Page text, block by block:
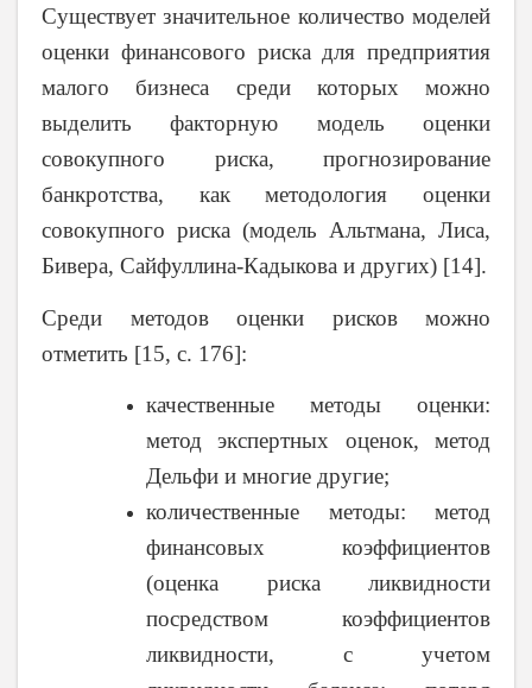
Существует значительное количество моделей
оценки финансового риска для предприятия
малого бизнеса среди которых можно
выделить факторную модель оценки
совокупного риска, прогнозирование
банкротства, как методология оценки
совокупного риска (модель Альтмана, Лиса,
Бивера, Сайфуллина-Кадыкова и других) [14].
Среди методов оценки рисков можно
отметить [15, с. 176]:
качественные методы оценки:
метод экспертных оценок, метод
Дельфи и многие другие;
количественные методы: метод
финансовых коэффициентов
(оценка риска ликвидности
посредством коэффициентов
ликвидности, с учетом